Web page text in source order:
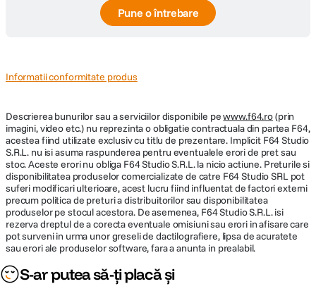
Pune o întrebare
Informatii conformitate produs
Descrierea bunurilor sau a serviciilor disponibile pewww.f64.ro(prin
imagini, video etc.) nu reprezinta o obligatie contractuala din partea F64,
acestea fiind utilizate exclusiv cu titlu de prezentare. Implicit F64 Studio
S.R.L. nu isi asuma raspunderea pentru eventualele erori de pret sau
stoc. Aceste erori nu obliga F64 Studio S.R.L. la nicio actiune. Preturile si
disponibilitatea produselor comercializate de catre F64 Studio SRL pot
suferi modificari ulterioare, acest lucru fiind influentat de factori externi
precum politica de preturi a distribuitorilor sau disponibilitatea
produselor pe stocul acestora. De asemenea, F64 Studio S.R.L. isi
rezerva dreptul de a corecta eventuale omisiuni sau erori in afisare care
pot surveni in urma unor greseli de dactilografiere, lipsa de acuratete
sau erori ale produselor software, fara a anunta in prealabil.
S-ar putea să-ți placă și